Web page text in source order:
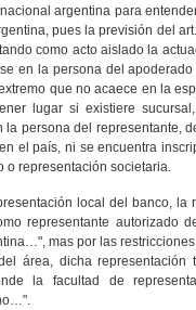
argentina para
pues la previsión del
como acto aislado la
en la persona del
que no acaece en la
lugar si existiere
persona del representante,
el país, ni se encuentra
o representación societaria.
local del banco, la
representante autorizado
…", mas por las
área, dicha
la facultad de